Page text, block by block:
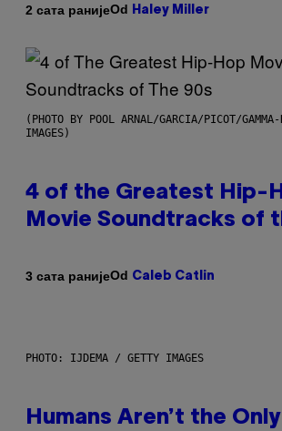
2 сата ранијеOd Haley Miller
(PHOTO BY POOL ARNAL/GARCIA/PICOT/
IMAGES)
4 of the Greatest Hip-
Movie Soundtracks of
3 сата ранијеOd Caleb Catlin
PHOTO: IJDEMA / GETTY IMAGES
Humans Aren’t the